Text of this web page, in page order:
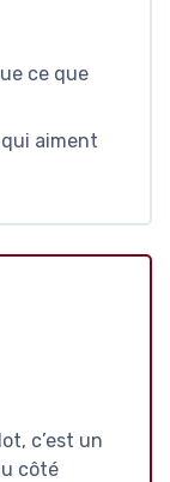
ce que
aiment
c’est un
côté